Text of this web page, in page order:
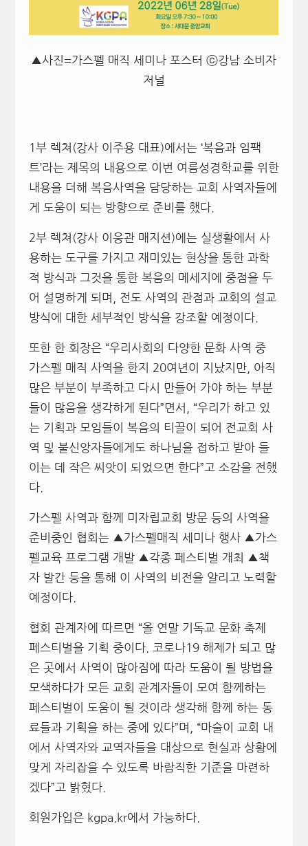
▲사진=가스펠 매직 세미나 포스터 ⓒ강남 소비자
저널
1부 렉쳐(강사 이주용 대표)에서는 ‘복음과 임팩
트’라는 제목의 내용으로 이번 여름성경학교를 위한
내용을 더해 복음사역을 담당하는 교회 사역자들에
게 도움이 되는 방향으로 준비를 했다.
2부 렉쳐(강사 이응관 매지션)에는 실생활에서 사
용하는 도구를 가지고 재미있는 현상을 통한 과학
적 방식과 그것을 통한 복음의 메세지에 중점을 두
어 설명하게 되며, 전도 사역의 관점과 교회의 설교
방식에 대한 세부적인 방식을 강조할 예정이다.
또한 한 회장은 “우리사회의 다양한 문화 사역 중
가스펠 매직 사역을 한지 20여년이 지났지만, 아직
많은 부분이 부족하고 다시 만들어 가야 하는 부분
들이 많음을 생각하게 된다”면서, “우리가 하고 있
는 기획과 모임들이 복음의 티끌이 되어 전교회 사
역 및 불신앙자들에게도 하나님을 접하고 받아 들
이는 데 작은 씨앗이 되었으면 한다”고 소감을 전했
다.
가스펠 사역과 함께 미자립교회 방문 등의 사역을
준비중인 협회는 ▲가스펠매직 세미나 행사 ▲가스
펠교육 프로그램 개발 ▲각종 페스티벌 개최 ▲책
자 발간 등을 통해 이 사역의 비전을 알리고 노력할
예정이다.
협회 관계자에 따르면 “올 연말 기독교 문화 축제
페스티벌을 기획 중이다. 코로나19 해제가 되고 많
은 곳에서 사역이 많아짐에 따라 도움이 될 방법을
모색하다가 모든 교회 관계자들이 모여 함께하는
페스티벌이 도움이 될 것이라 생각해 함께 하는 동
료들과 기획을 하는 중에 있다”며, “마술이 교회 내
에서 사역자와 교역자들을 대상으로 현실과 상황에
맞게 자리잡을 수 있도록 바람직한 기준을 마련하
겠다”고 밝혔다.
회원가입은 kgpa.kr에서 가능하다.